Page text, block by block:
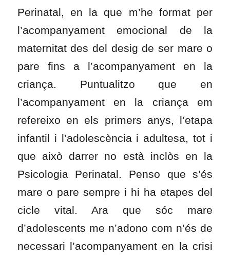
Perinatal, en la que m’he format per
l’acompanyament emocional de la
maternitat des del desig de ser mare o
pare fins a l’acompanyament en la
criança. Puntualitzo que en
l’acompanyament en la criança em
refereixo en els primers anys, l’etapa
infantil i l’adolescència i adultesa, tot i
que això darrer no està inclòs en la
Psicologia Perinatal. Penso que s’és
mare o pare sempre i hi ha etapes del
cicle vital. Ara que sóc mare
d’adolescents me n’adono com n’és de
necessari l’acompanyament en la crisi